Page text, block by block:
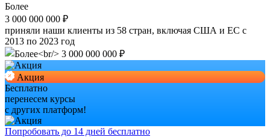
Более
3 000 000 000 ₽
приняли наши клиенты из 58 стран, включая США и ЕС с
2013 по 2023 год
Акция
Бесплатно
перенесем курсы
с других платформ!
Попробовать до 14 дней бесплатно